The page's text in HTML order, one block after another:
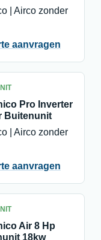
| Airco zonder
aanvragen
Pro Inverter
Buitenunit
| Airco zonder
aanvragen
Air 8 Hp
18kw